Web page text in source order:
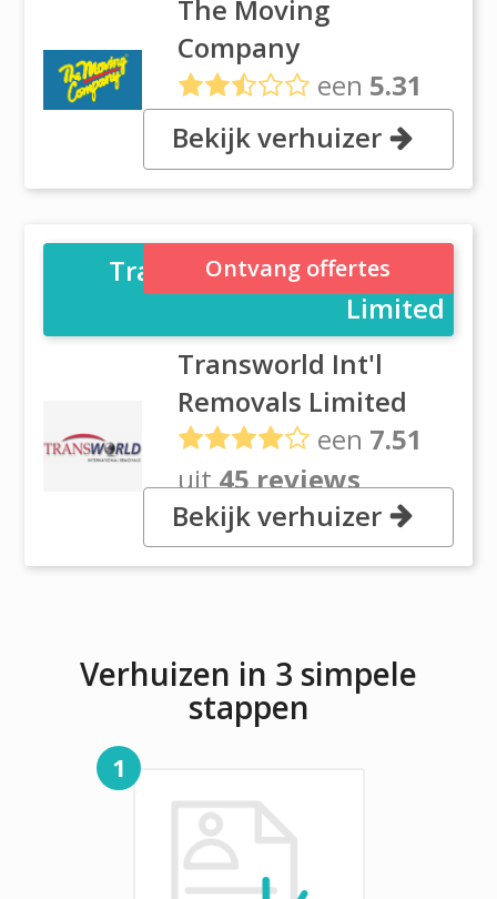
The Moving
Company
een 5.31
uit8 reviews
41 Pavilion Drive, 2022 Auckland
Bekijk verhuizer
Transworld Int'l Removals
Limited
Transworld Int'l
Removals Limited
een 7.51
uit45 reviews
7-9 Civil Place Rosedale, 0632
Auckland
Ontvang offertes
Bekijk verhuizer
Verhuizen in 3 simpele
stappen
1